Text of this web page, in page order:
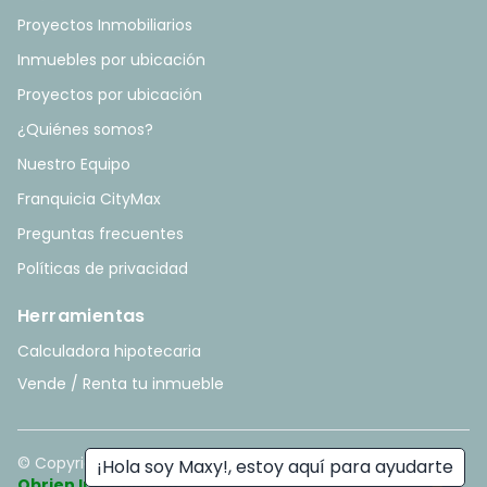
¡Hola soy Maxy!, estoy aquí para ayudarte
Proyectos Inmobiliarios
Inmuebles por ubicación
Proyectos por ubicación
¿Quiénes somos?
Nuestro Equipo
Franquicia CityMax
Preguntas frecuentes
Políticas de privacidad
Herramientas
Calculadora hipotecaria
Vende / Renta tu inmueble
© Copyright2026. All rights reserved. - Hecho con ❤️ por